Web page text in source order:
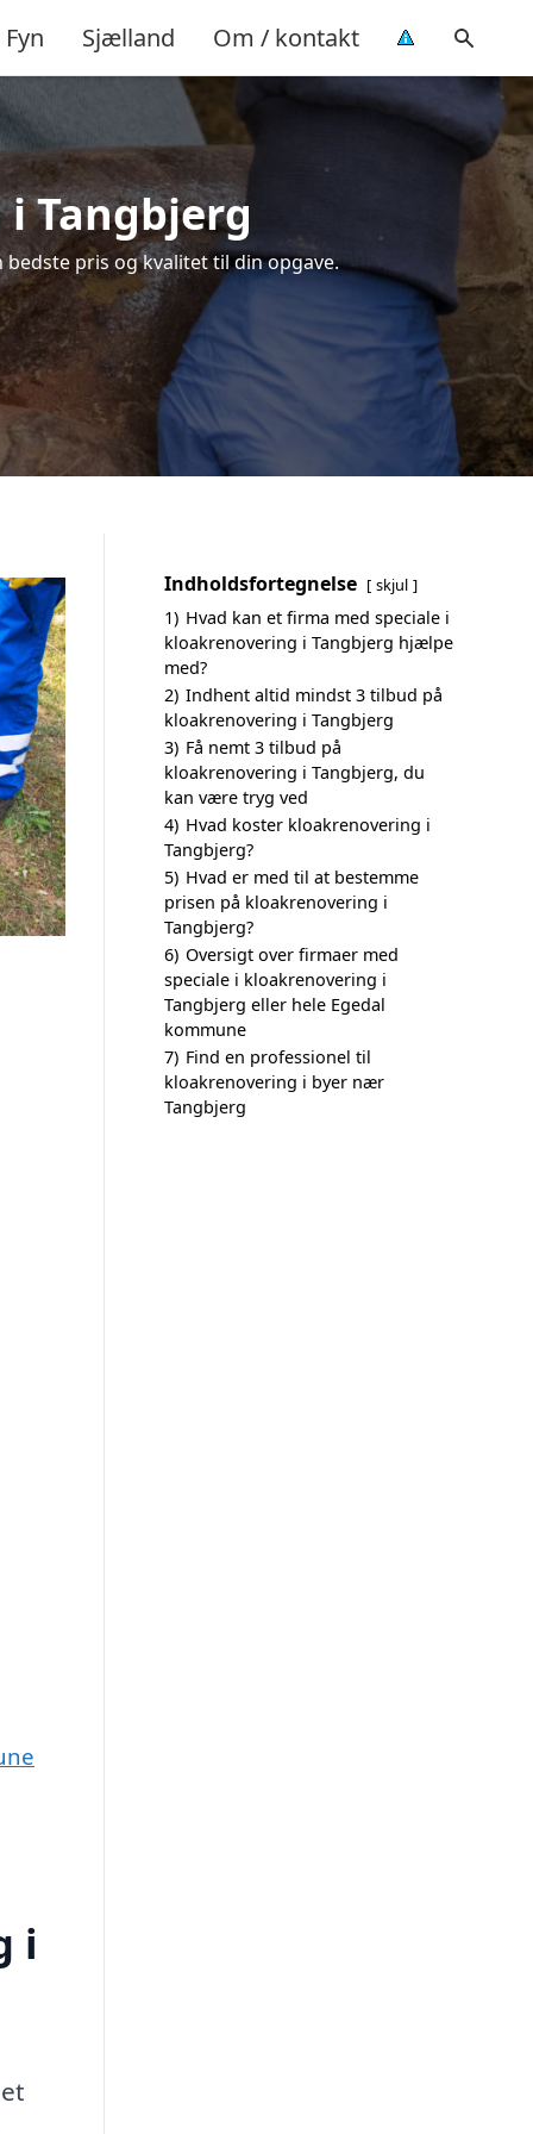
Fyn Sjælland Om / kontakt
Tangbjerg
pris og kvalitet til din opgave.
i
Indholdsfortegnelse skjul
1) Hvad kan et firma med speciale i
kloakrenovering i Tangbjerg hjælpe
med?
2) Indhent altid mindst 3 tilbud på
kloakrenovering i Tangbjerg
3) Få nemt 3 tilbud på
kloakrenovering i Tangbjerg, du
kan være tryg ved
4) Hvad koster kloakrenovering i
Tangbjerg?
5) Hvad er med til at bestemme
prisen på kloakrenovering i
Tangbjerg?
6) Oversigt over firmaer med
speciale i kloakrenovering i
Tangbjerg eller hele Egedal
kommune
7) Find en professionel til
kloakrenovering i byer nær
Tangbjerg